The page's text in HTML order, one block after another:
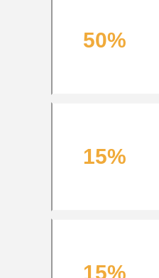
50%
15%
15%